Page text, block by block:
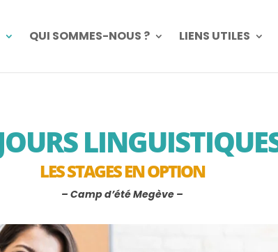
QUI SOMMES-NOUS ? LIENS UTILES
LES STAGES EN OPTION
– Camp d’été Megève –